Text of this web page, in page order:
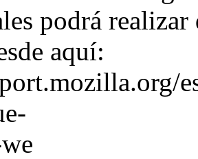
podrá
aquí: